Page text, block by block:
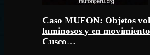
Caso MUFON: Objetos
luminosos y en
Cusco…